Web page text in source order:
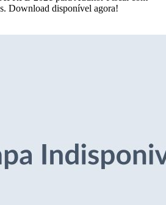
Download disponível agora!